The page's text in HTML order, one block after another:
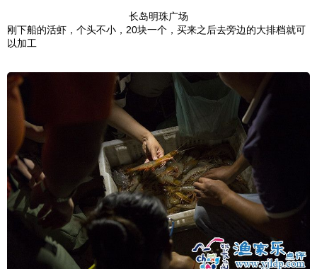
长岛明珠广场
刚下船的活虾，个头不小，20块一个，买来之后去旁边的大排档就可
以加工